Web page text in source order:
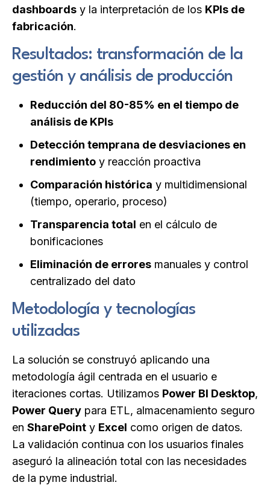
dashboards y la interpretación de los KPIs de
fabricación.
Resultados: transformación de la
gestión y análisis de producción
Reducción del 80-85% en el tiempo de
análisis de KPIs
Detección temprana de desviaciones en
rendimiento y reacción proactiva
Comparación histórica y multidimensional
(tiempo, operario, proceso)
Transparencia total en el cálculo de
bonificaciones
Eliminación de errores manuales y control
centralizado del dato
Metodología y tecnologías
utilizadas
La solución se construyó aplicando una
metodología ágil centrada en el usuario e
iteraciones cortas. Utilizamos Power BI Desktop,
Power Query para ETL, almacenamiento seguro
en SharePoint y Excel como origen de datos.
La validación continua con los usuarios finales
aseguró la alineación total con las necesidades
de la pyme industrial.